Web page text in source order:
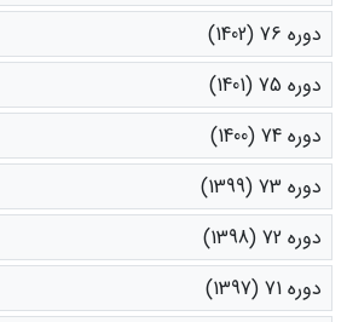
دوره 76 (1402)
دوره 75 (1401)
دوره 74 (1400)
دوره 73 (1399)
دوره 72 (1398)
دوره 71 (1397)